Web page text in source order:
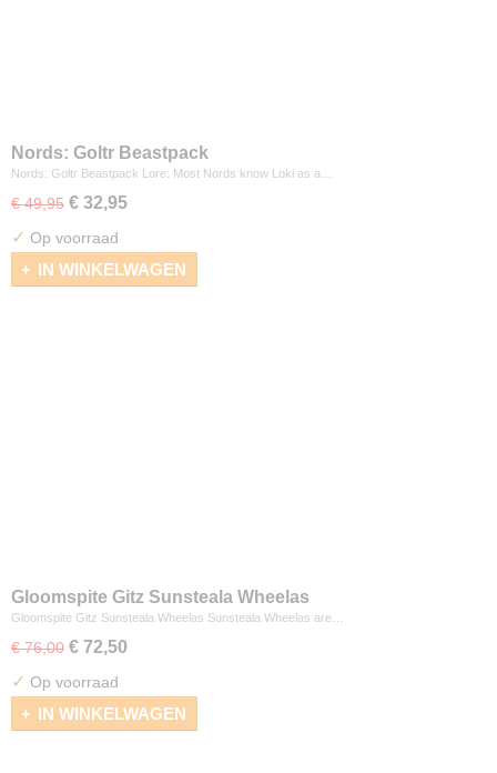
Nords: Goltr Beastpack
Nords: Goltr Beastpack Lore: Most Nords know Loki as a…
€ 49,95 € 32,95
✓ Op voorraad
IN WINKELWAGEN
Gloomspite Gitz Sunsteala Wheelas
Gloomspite Gitz Sunsteala Wheelas Sunsteala Wheelas are…
€ 76,00 € 72,50
✓ Op voorraad
IN WINKELWAGEN